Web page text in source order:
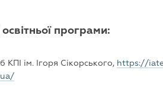
програми:
ім. Ігоря Сікорського, https://